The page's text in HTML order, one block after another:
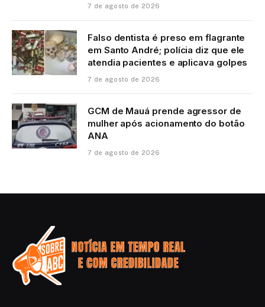
7 de agosto de 2026
Falso dentista é preso em flagrante
em Santo André; polícia diz que ele
atendia pacientes e aplicava golpes
7 de agosto de 2026
GCM de Mauá prende agressor de
mulher após acionamento do botão
ANA
7 de agosto de 2026